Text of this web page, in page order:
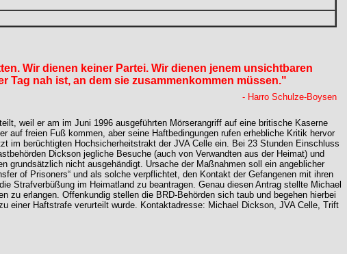
Wir dienen keiner Partei. Wir dienen jenem unsichtbaren
Tag nah ist, an dem sie zusammenkommen müssen."
- Harro Schulze-Boysen
weil er am im Juni 1996 ausgeführten Mörserangriff auf eine britische Kaserne
auf freien Fuß kommen, aber seine Haftbedingungen rufen erhebliche Kritik hervor
im berüchtigten Hochsicherheitstrakt der JVA Celle ein. Bei 23 Stunden Einschluss
Dickson jegliche Besuche (auch von Verwandten aus der Heimat) und
grundsätzlich nicht ausgehändigt. Ursache der Maßnahmen soll ein angeblicher
of Prisoners“ und als solche verpflichtet, den Kontakt der Gefangenen mit ihren
Strafverbüßung im Heimatland zu beantragen. Genau diesen Antrag stellte Michael
erlangen. Offenkundig stellen die BRD-Behörden sich taub und begehen hierbei
einer Haftstrafe verurteilt wurde. Kontaktadresse: Michael Dickson, JVA Celle, Trift